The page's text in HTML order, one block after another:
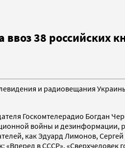
38 российских
и радиовещания
Госкомтелерадио Богдан
войны и дезинформации,
как Эдуард Лимонов,
в СССР», «Сверхчеловек